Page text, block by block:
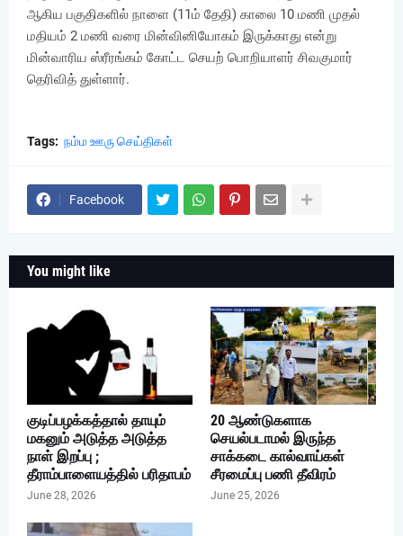
ஆகிய பகுதிகளில் நாளை (11ம் தேதி) காலை 10 மணி முதல்
மதியம் 2 மணி வரை மின்வினியோகம் இருக்காது என்று
மின்வாரிய ஸ்ரீரங்கம் கோட்ட செயற் பொறியாளர் சிவகுமார்
தெரிவித் துள்ளார்.
Tags: நம்ம ஊரு செய்திகள்
Facebook
You might like
குடிப்பழக்கத்தால் தாயும்
மகனும் அடுத்த அடுத்த
நாள் இறப்பு ;
தீராம்பாளையத்தில் பரிதாபம்
June 28, 2026
20 ஆண்டுகளாக
செயல்படாமல் இருந்த
சாக்கடை கால்வாய்கள்
சீரமைப்பு பணி தீவிரம்
June 25, 2026